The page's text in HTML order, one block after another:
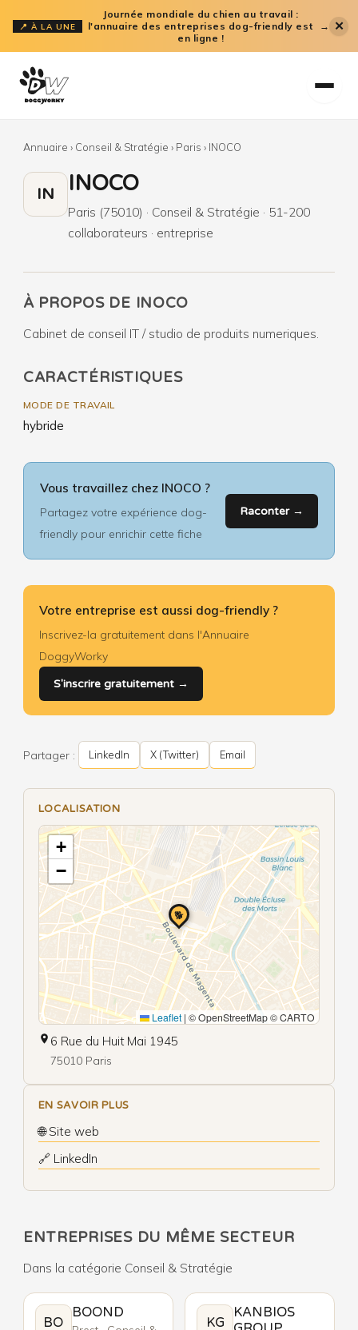
au
contenu
📍 À LA UNE
Journée mondiale du chien au travail :
l'annuaire des entreprises dog-friendly est
en ligne !
→ ✕
Annuaire › Conseil & Stratégie › Paris › INOCO
IN INOCO
Paris (75010) · Conseil & Stratégie · 51-200
collaborateurs · entreprise
À PROPOS DE INOCO
Cabinet de conseil IT / studio de produits numeriques.
CARACTÉRISTIQUES
MODE DE TRAVAIL
hybride
Vous travaillez chez INOCO ?
Partagez votre expérience dog-
friendly pour enrichir cette fiche
Raconter →
Votre entreprise est aussi dog-friendly ?
Inscrivez-la gratuitement dans l'Annuaire
DoggyWorky
S'inscrire gratuitement →
Partager : LinkedIn X (Twitter) Email
LOCALISATION
🐕
+
−
Leaflet | © OpenStreetMap © CARTO
6 Rue du Huit Mai 1945
75010 Paris
EN SAVOIR PLUS
🌐 Site web
🔗 LinkedIn
ENTREPRISES DU MÊME SECTEUR
Dans la catégorie Conseil & Stratégie
BO
BOOND
KG
KANBIOS